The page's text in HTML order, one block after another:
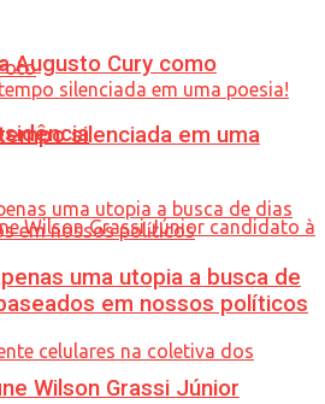
Augusto Cury como
Wilson Grassi Júnior
silenciada em uma
uma utopia a busca de
em nossos políticos